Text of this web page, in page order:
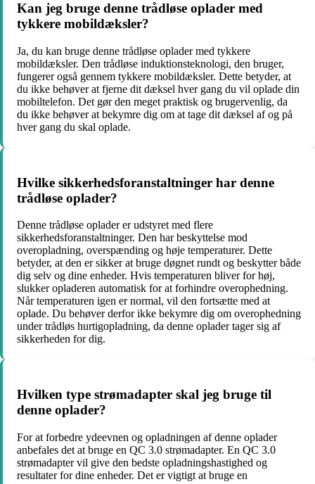
Kan jeg bruge denne trådløse oplader med
tykkere mobildæksler?
Ja, du kan bruge denne trådløse oplader med tykkere
mobildæksler. Den trådløse induktionsteknologi, den bruger,
fungerer også gennem tykkere mobildæksler. Dette betyder, at
du ikke behøver at fjerne dit dæksel hver gang du vil oplade din
mobiltelefon. Det gør den meget praktisk og brugervenlig, da
du ikke behøver at bekymre dig om at tage dit dæksel af og på
hver gang du skal oplade.
Hvilke sikkerhedsforanstaltninger har denne
trådløse oplader?
Denne trådløse oplader er udstyret med flere
sikkerhedsforanstaltninger. Den har beskyttelse mod
overopladning, overspænding og høje temperaturer. Dette
betyder, at den er sikker at bruge døgnet rundt og beskytter både
dig selv og dine enheder. Hvis temperaturen bliver for høj,
slukker opladeren automatisk for at forhindre overophedning.
Når temperaturen igen er normal, vil den fortsætte med at
oplade. Du behøver derfor ikke bekymre dig om overophedning
under trådløs hurtigopladning, da denne oplader tager sig af
sikkerheden for dig.
Hvilken type strømadapter skal jeg bruge til
denne oplader?
For at forbedre ydeevnen og opladningen af denne oplader
anbefales det at bruge en QC 3.0 strømadapter. En QC 3.0
strømadapter vil give den bedste opladningshastighed og
resultater for dine enheder. Det er vigtigt at bruge en